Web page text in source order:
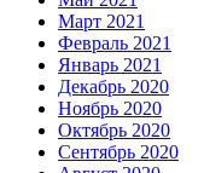
Март 2021
Февраль 2021
Январь 2021
Декабрь 2020
Ноябрь 2020
Октябрь 2020
Сентябрь 2020